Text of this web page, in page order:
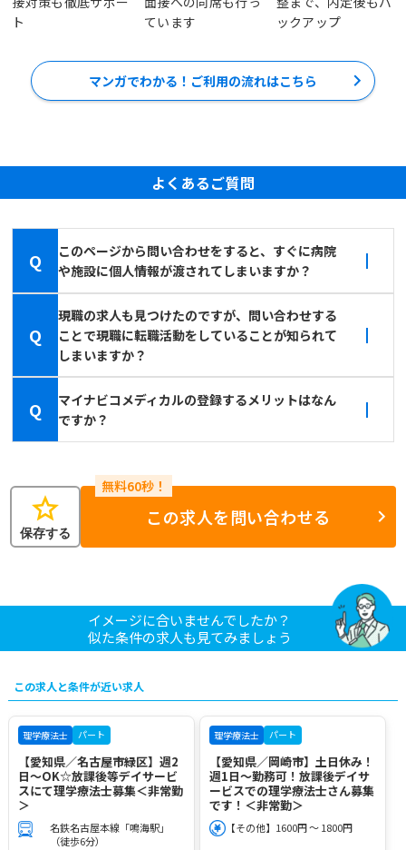
ト
ています
ックアップ
マンガでわかる！ご利用の流れはこちら
よくあるご質問
Q
このページから問い合わせをすると、すぐに病院
や施設に個人情報が渡されてしまいますか？
Q
現職の求人も見つけたのですが、問い合わせする
ことで現職に転職活動をしていることが知られて
しまいますか？
Q
マイナビコメディカルの登録するメリットはなん
ですか？
star
保存する
この求人を問い合わせる
イメージに合いませんでしたか？
似た条件の求人も見てみましょう
この求人と条件が近い求人
理学療法士 パート
【愛知県／名古屋市緑区】週2
日～OK☆放課後等デイサービ
スにて理学療法士募集＜非常勤
＞
名鉄名古屋本線「鳴海駅」
（徒歩6分）
理学療法士 パート
【愛知県／岡崎市】土日休み！
週1日～勤務可！放課後デイサ
ービスでの理学療法士さん募集
です！＜非常勤＞
【その他】1600円 ～ 1800円